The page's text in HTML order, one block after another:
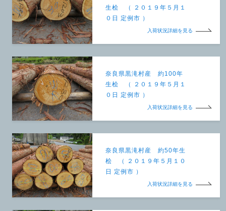
生桧 （ ２０１９年５月１
０日 定例市 ）
入荷状況詳細を見る
奈良県黒滝村産 約100年
生桧 （ ２０１９年５月１
０日 定例市 ）
入荷状況詳細を見る
奈良県黒滝村産 約50年生
桧 （ ２０１９年５月１０
日 定例市 ）
入荷状況詳細を見る